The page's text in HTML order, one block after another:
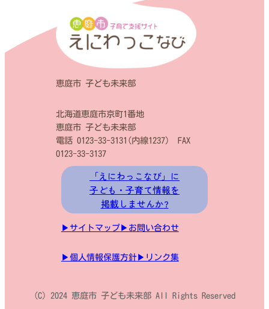
恵庭市 子ども未来部
北海道恵庭市京町1番地
恵庭市 子ども未来部
電話 0123-33-3131(内線1237) FAX
0123-33-3137
「えにわっこなび」に
子ども・子育て情報を
掲載しませんか?
▶サイトマップ▶お問い合わせ
▶個人情報保護方針▶リンク集
(C) 2024 恵庭市 子ども未来部 All Rights Reserved
子育て関連施設
認定こども園
保育園
企業主導型保育事業所
子育て関係施設